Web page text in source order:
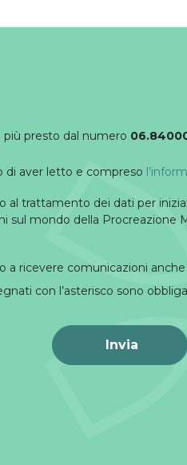
presto dal numero
di aver letto e compreso
al trattamento dei dati per
sul mondo della Procreazione
a ricevere comunicazioni
con l’asterisco sono